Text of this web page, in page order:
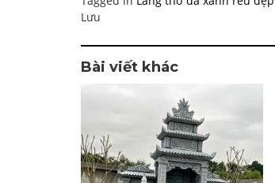
Lưu
Bài viết khác